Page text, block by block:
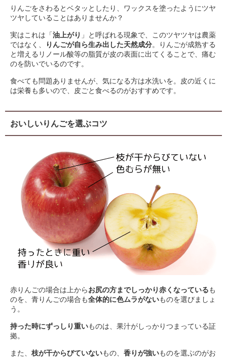
りんごをさわるとベタッとしたり、ワックスを塗ったようにツヤ
ツヤしていることはありませんか？
実はこれは「油上がり 」と呼ばれる現象で、このツヤツヤは農薬
ではなく、
りんごが自ら生み出した天然成分。りんごが成熟する
と増えるリノール酸等の脂質が皮の表面に出てくることで、痛む
のを防いでいるのです。
食べても問題ありませんが、気になる方は水洗いを。皮の近くに
は栄養も多いので、皮ごと食べるのがおすすめです。
おいしいりんごを選ぶコツ
赤りんごの場合は上からお尻の方までしっかり赤くなっているも
のを、青りんごの場合も全体的に色ムラがないものを選びましょ
う。
持った時にずっしり重いものは、果汁がしっかりつまっている証
拠。
また、 枝が干からびていないもの、 香りが強いものを選ぶのがお